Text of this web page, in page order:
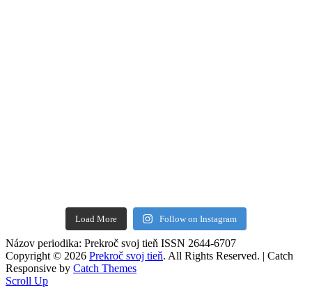
Load More Follow on Instagram
Názov periodika: Prekroč svoj tieň ISSN 2644-6707
Copyright © 2026 Prekroč svoj tieň. All Rights Reserved. | Catch
Responsive by Catch Themes
Scroll Up